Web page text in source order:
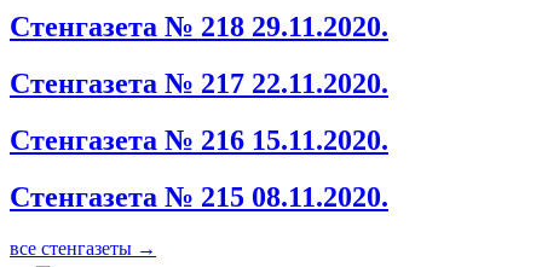
Стенгазета № 218 29.11.2020.
Стенгазета № 217 22.11.2020.
Стенгазета № 216 15.11.2020.
Стенгазета № 215 08.11.2020.
все стенгазеты →